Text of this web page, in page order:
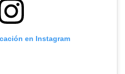
en Instagram